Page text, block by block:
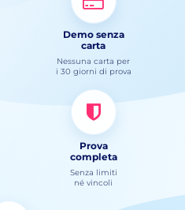
Demo senza
carta
Nessuna carta per
i 30 giorni di prova
Prova
completa
Senza limiti
né vincoli